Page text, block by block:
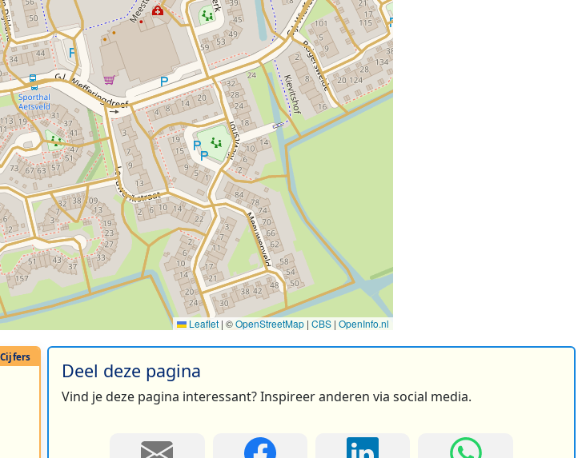
Leaflet | ©OpenStreetMap | CBS | OpenInfo.nl
Deel deze pagina
Vind je deze pagina interessant? Inspireer anderen via social media.